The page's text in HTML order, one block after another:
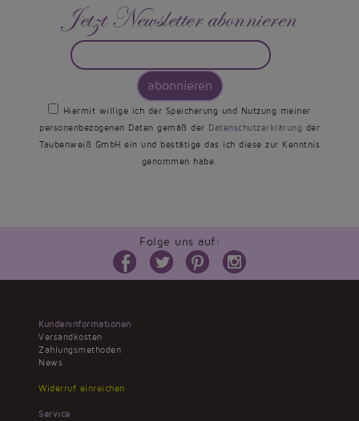
Jetzt Newsletter abonnieren
abonnieren
Hiermit willige ich der Speicherung und Nutzung meiner
personenbezogenen Daten gemäß der Datenschutzerklärung der
Taubenweiß GmbH ein und bestätige das ich diese zur Kenntnis
genommen habe.
Folge uns auf:
Kundeninformationen
Versandkosten
Zahlungsmethoden
News
Widerruf einreichen
Service